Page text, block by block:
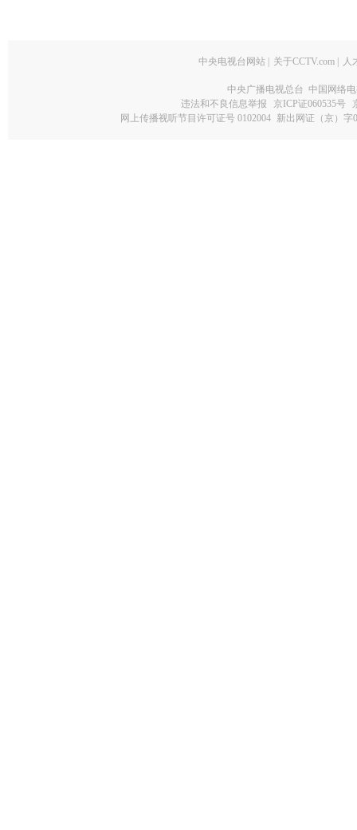
中央电视台网站 关于CCTV.com 人
中央广播电视总台 中国网络
违法和不良信息举报
京ICP证060535号
网上传播视听节目许可证号 0102004 新出网证（京）